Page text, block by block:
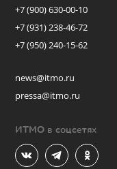
+7 (900) 630-00-10
+7 (931) 238-46-72
+7 (950) 240-15-62
news@itmo.ru
pressa@itmo.ru
ИТМО в соцсетях